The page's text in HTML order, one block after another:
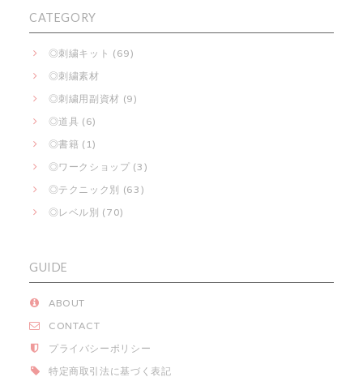
CATEGORY
◎刺繍キット (69)
◎刺繍素材
◎刺繍用副資材 (9)
◎道具 (6)
◎書籍 (1)
◎ワークショップ (3)
◎テクニック別 (63)
◎レベル別 (70)
GUIDE
ABOUT
CONTACT
プライバシーポリシー
特定商取引法に基づく表記